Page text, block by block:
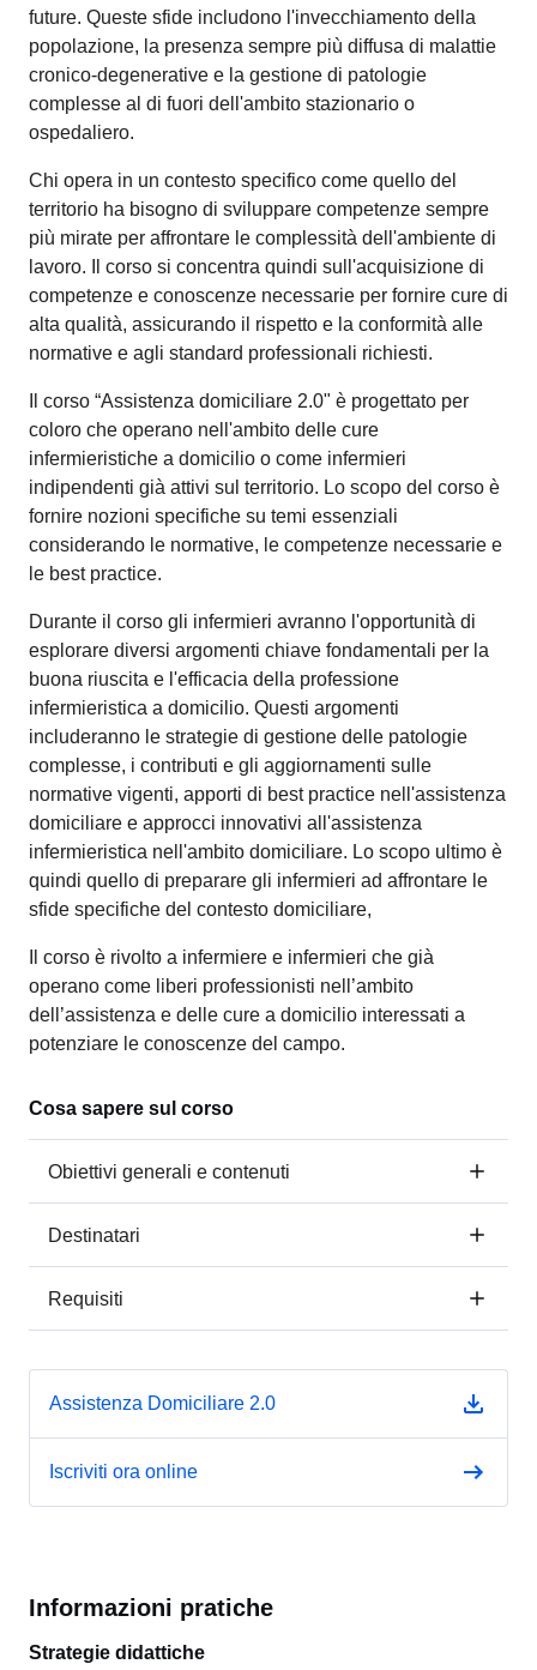
future. Queste sfide includono l'invecchiamento della
popolazione, la presenza sempre più diffusa di malattie
cronico-degenerative e la gestione di patologie
complesse al di fuori dell'ambito stazionario o
ospedaliero.
Chi opera in un contesto specifico come quello del
territorio ha bisogno di sviluppare competenze sempre
più mirate per affrontare le complessità dell'ambiente di
lavoro. Il corso si concentra quindi sull'acquisizione di
competenze e conoscenze necessarie per fornire cure di
alta qualità, assicurando il rispetto e la conformità alle
normative e agli standard professionali richiesti.
Il corso “Assistenza domiciliare 2.0" è progettato per
coloro che operano nell'ambito delle cure
infermieristiche a domicilio o come infermieri
indipendenti già attivi sul territorio. Lo scopo del corso è
fornire nozioni specifiche su temi essenziali
considerando le normative, le competenze necessarie e
le best practice.
Durante il corso gli infermieri avranno l'opportunità di
esplorare diversi argomenti chiave fondamentali per la
buona riuscita e l'efficacia della professione
infermieristica a domicilio. Questi argomenti
includeranno le strategie di gestione delle patologie
complesse, i contributi e gli aggiornamenti sulle
normative vigenti, apporti di best practice nell'assistenza
domiciliare e approcci innovativi all'assistenza
infermieristica nell'ambito domiciliare. Lo scopo ultimo è
quindi quello di preparare gli infermieri ad affrontare le
sfide specifiche del contesto domiciliare,
Il corso è rivolto a infermiere e infermieri che già
operano come liberi professionisti nell’ambito
dell’assistenza e delle cure a domicilio interessati a
potenziare le conoscenze del campo.
Cosa sapere sul corso
Obiettivi generali e contenuti
Destinatari
Requisiti
Assistenza Domiciliare 2.0
Iscriviti ora online
Informazioni pratiche
Strategie didattiche